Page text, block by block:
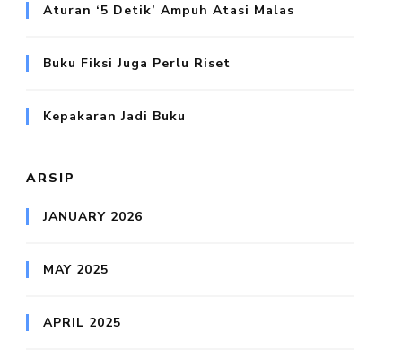
Aturan ‘5 Detik’ Ampuh Atasi Malas
Buku Fiksi Juga Perlu Riset
Kepakaran Jadi Buku
ARSIP
JANUARY 2026
MAY 2025
APRIL 2025